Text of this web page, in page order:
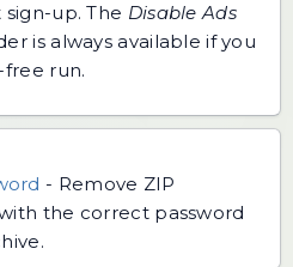
up. The Disable Ads
is always available if you
run.
- Remove ZIP
the correct password